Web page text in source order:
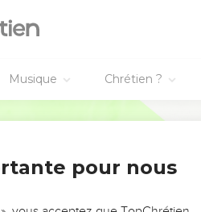
Musique Chrétien ?
pour nous